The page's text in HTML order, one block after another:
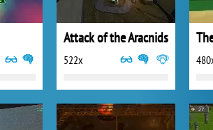
Attack of the Aracnids
522x